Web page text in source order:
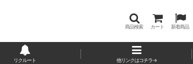
商品検索 カート 新着商品
リクルート 他リンクはコチラ→